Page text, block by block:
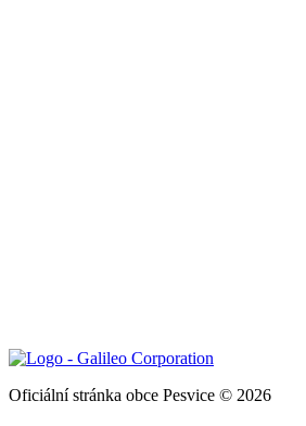
Oficiální stránka obce Pesvice © 2026